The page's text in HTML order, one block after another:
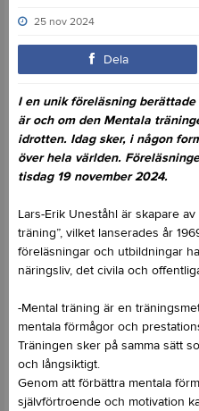
25 nov 2024
Dela
I en unik föreläsning
är och om den Mentala
idrotten. Idag sker, i någon
över hela världen.
tisdag 19 november 2024.
Lars-Erik Uneståhl är skapare
träning”, vilket lanserades år
föreläsningar och utbildningar
näringsliv, det civila och
-Mental träning är en
mentala förmågor och
Träningen sker på samma sätt
och långsiktigt.
Genom att förbättra mentala
självförtroende och motivation